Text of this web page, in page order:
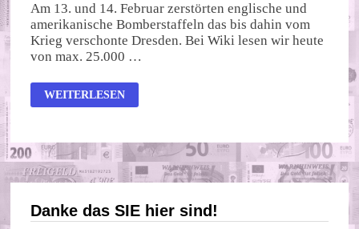
Am 13. und 14. Februar zerstörten englische und
amerikanische Bomberstaffeln das bis dahin vom
Krieg verschonte Dresden. Bei Wiki lesen wir heute
von max. 25.000 …
NEUE
KRANKHEIT:
WEITERLESEN
Danke das SIE hier sind!